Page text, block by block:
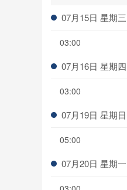
07月15日 星期三
03:00
07月16日 星期四
03:00
07月19日 星期日
05:00
07月20日 星期一